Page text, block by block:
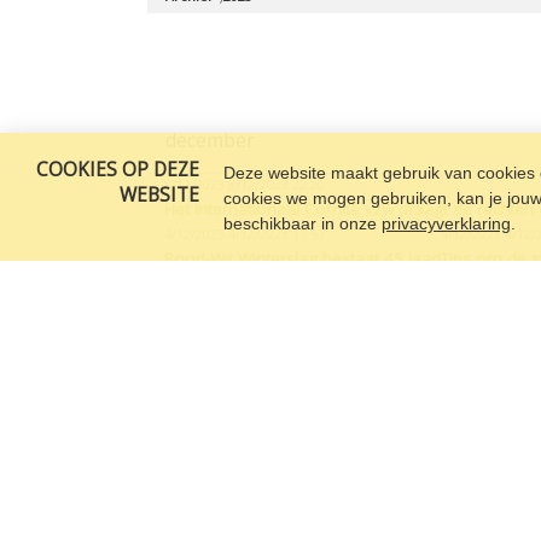
COOKIES OP DEZE
WEBSITE
Deze website maakt gebruik van
cookies we mogen gebruiken, kan je
beschikbaar in onze privacyverklaring
december
8/12/2023 8/12/2023 22:20
Het Internationaal Comité vzw draagt de
4/12/2023 17:57
Rood-Wit Winterslag bestaat 45 jaar!
4/12/20234/12/
Tips om de